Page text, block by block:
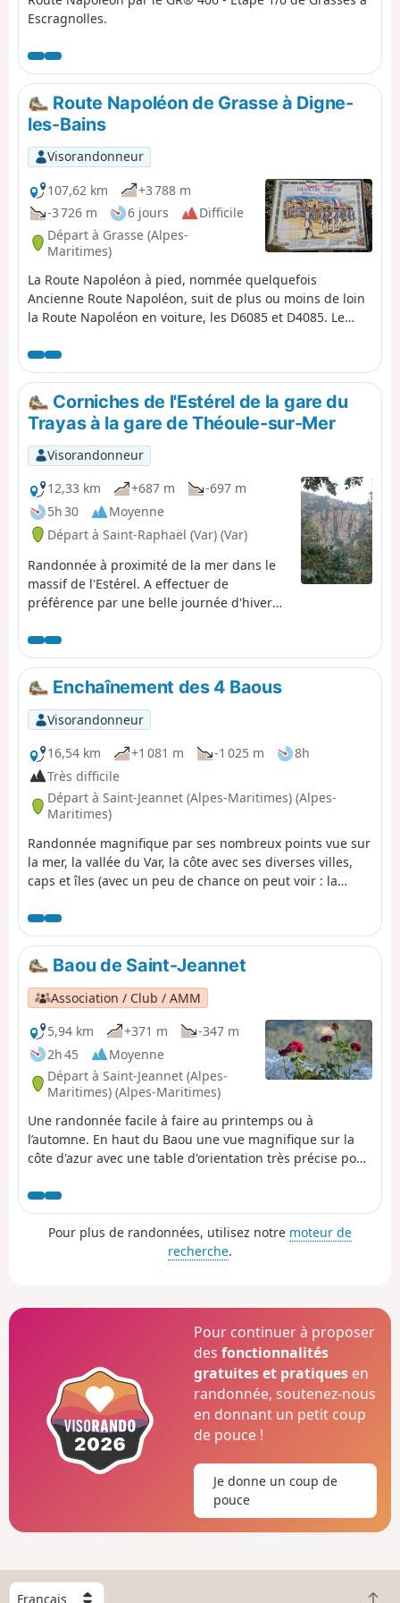
Escragnolles.
Route Napoléon de Grasse à Digne-
les-Bains
Visorandonneur
107,62 km
+3 788 m
-3 726 m
6 jours
Difficile
Départ à Grasse (Alpes-
Maritimes)
La Route Napoléon à pied, nommée quelquefois
Ancienne Route Napoléon, suit de plus ou moins de loin
la Route Napoléon en voiture, les D6085 et D4085. Le
GR®51. Ce circuit est très bien balisé par deux traits
horizontaux Rouge et Blanc. Il se situe essentiellement
en plein nature et traverse de très beaux paysages.
Corniches de l'Estérel de la gare du
Trayas à la gare de Théoule-sur-Mer
Visorandonneur
12,33 km
+687 m
-697 m
5h 30
Moyenne
Départ à Saint-Raphaël (Var) (Var)
Randonnée à proximité de la mer dans le
massif de l'Estérel. A effectuer de
préférence par une belle journée d'hiver
Enchaînement des 4 Baous
Visorandonneur
16,54 km
+1 081 m -1 025 m
8h
Très difficile
Départ à Saint-Jeannet (Alpes-Maritimes) (Alpes-
Maritimes)
Randonnée magnifique par ses nombreux points vue sur
la mer, la vallée du Var, la côte avec ses diverses villes,
caps et îles (avec un peu de chance on peut voir : la
Mais cette balade est difficile par sa durée, son dénivelé
donc réservée à des personnes entraînées. MàJ
modérateur au 06/04/2021 : Attention ! Problème de
propriété privée entre (11) et (12) . Voir suggestion dans
descriptif et dans les avis au 24 avril 2021
Baou de Saint-Jeannet
Association / Club / AMM
5,94 km
+371 m
-347 m
2h 45
Moyenne
Départ à Saint-Jeannet (Alpes-
Maritimes) (Alpes-Maritimes)
Une randonnée facile à faire au printemps ou à
l’automne. En haut du Baou une vue magnifique sur la
côte d'azur avec une table d'orientation très précise pour
environnants.
Pour plus de randonnées, utilisez notre moteur de
recherche.
Pour continuer à proposer
desfonctionnalités
gratuites et pratiques en
randonnée, soutenez-nous
en donnant un petit coup
de pouce !
Je donne un coup de
pouce
C